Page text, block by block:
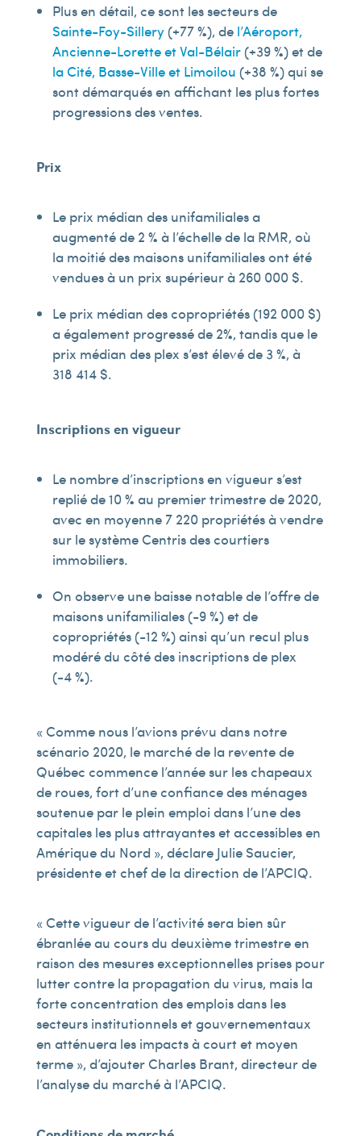
Plus en détail, ce sont les secteurs de
Sainte-Foy-Sillery(+77 %), de l’Aéroport,
Ancienne-Lorette et Val-Bélair(+39 %) et de
la Cité, Basse-Ville et Limoilou (+38 %) qui se
sont démarqués en affichant les plus fortes
progressions des ventes.
Prix
Le prix médian des unifamiliales a
augmenté de 2 % à l’échelle de la RMR, où
la moitié des maisons unifamiliales ont été
vendues à un prix supérieur à 260 000 $.
Le prix médian des copropriétés (192 000 $)
a également progressé de 2%, tandis que le
prix médian des plex s’est élevé de 3 %, à
318 414 $.
Inscriptions en vigueur
Le nombre d’inscriptions en vigueur s’est
replié de 10 % au premier trimestre de 2020,
avec en moyenne 7 220 propriétés à vendre
sur le système Centris des courtiers
immobiliers.
On observe une baisse notable de l’offre de
maisons unifamiliales (-9 %) et de
copropriétés (-12 %) ainsi qu’un recul plus
modéré du côté des inscriptions de plex
(-4 %).
« Comme nous l’avions prévu dans notre
scénario 2020, le marché de la revente de
Québec commence l’année sur les chapeaux
de roues, fort d’une confiance des ménages
soutenue par le plein emploi dans l’une des
capitales les plus attrayantes et accessibles en
Amérique du Nord », déclare Julie Saucier,
présidente et chef de la direction de l’APCIQ.
« Cette vigueur de l’activité sera bien sûr
ébranlée au cours du deuxième trimestre en
raison des mesures exceptionnelles prises pour
lutter contre la propagation du virus, mais la
forte concentration des emplois dans les
secteurs institutionnels et gouvernementaux
en atténuera les impacts à court et moyen
terme », d’ajouter Charles Brant, directeur de
l’analyse du marché à l’APCIQ.